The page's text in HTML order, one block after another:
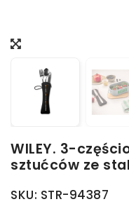
WILEY. 3-
sztućców ze
SKU: STR-94387